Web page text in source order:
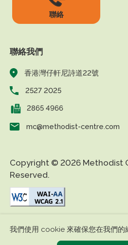
聯絡
聯絡我們
香港灣仔軒尼詩道22號
2527 2025
2865 4966
mc@methodist-centre.com
Copyright © 2026 Methodist
Reserved.
我們使用 cookie 來確保您在我們的